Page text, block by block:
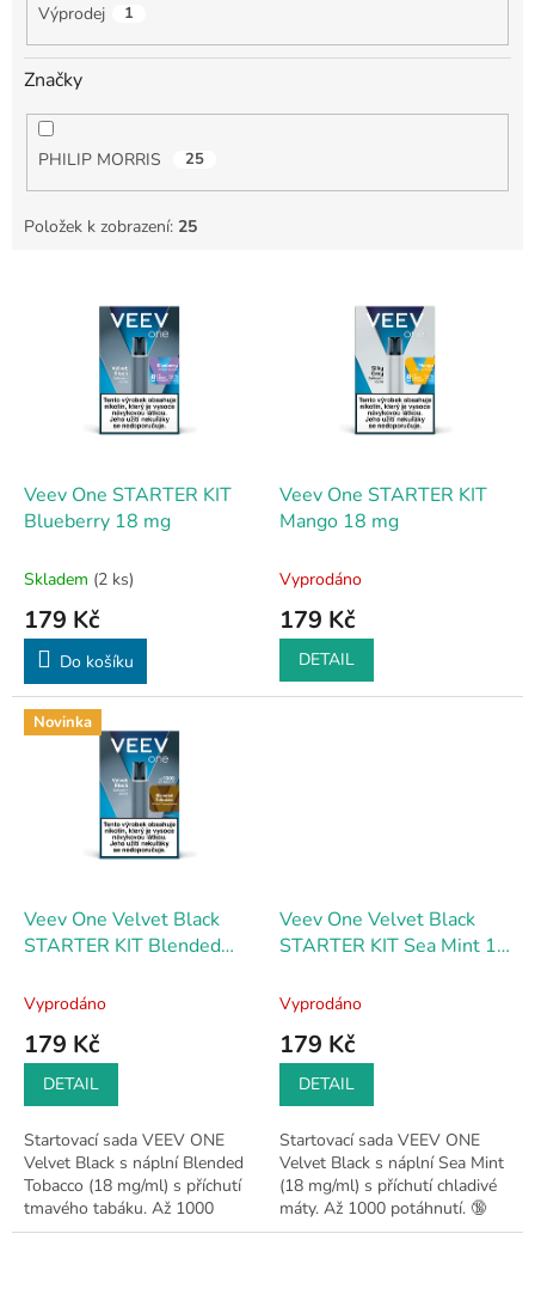
Výprodej 1
Značky
PHILIP MORRIS 25
Položek k zobrazení: 25
dVeev One STARTER KIT
Blueberry 18 mg
Skladem (2 ks)
179 Kč
Do košíku
Veev One STARTER KIT
Mango 18 mg
Vyprodáno
179 Kč
DETAIL
Novinka
Veev One Velvet Black
STARTER KIT Blended
Vyprodáno
179 Kč
DETAIL
Startovací sada VEEV ONE
Velvet Black s náplní Blended
Tobacco (18 mg/ml) s příchutí
tmavého tabáku. Až 1000
potáhnutí. 🔞
Veev One Velvet Black
STARTER KIT Sea Mint 18
Vyprodáno
179 Kč
DETAIL
Startovací sada VEEV ONE
Velvet Black s náplní Sea Mint
(18 mg/ml) s příchutí chladivé
máty. Až 1000 potáhnutí. 🔞